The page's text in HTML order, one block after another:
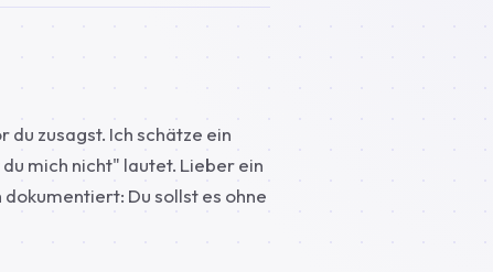
zusagst. Ich schätze ein
mich nicht" lautet. Lieber ein
Du sollst es ohne